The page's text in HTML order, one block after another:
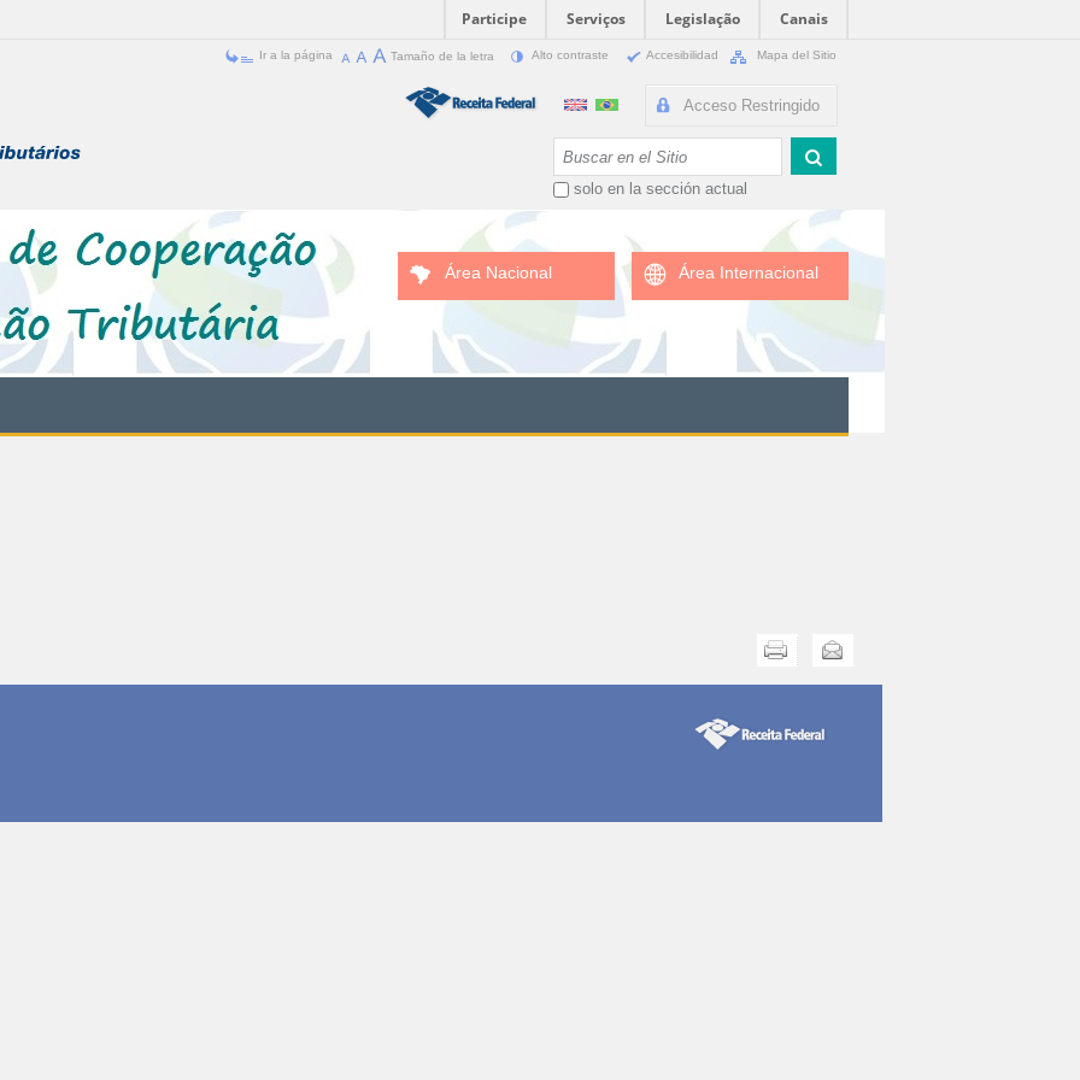
Participe Serviços Legislação
Canais
Ir a la página Tamaño de la letra Alto contraste Accesibilidad Mapa del Sitio
Acceso Restringido
solo en la sección actual
Área Nacional Área Internacional
Enviar esta